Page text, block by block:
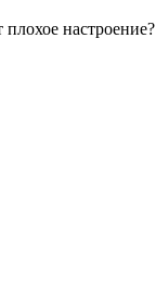
плохое настроение?